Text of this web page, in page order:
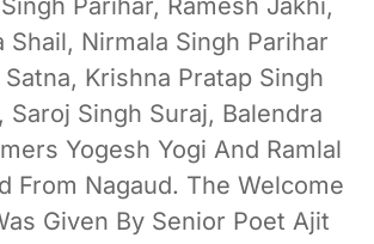
Shail, Nirmala Singh Parihar
Krishna Pratap Singh
Saroj Singh Suraj, Balendra
Yogesh Yogi And Ramlal
From Nagaud. The Welcome
Given By Senior Poet Ajit